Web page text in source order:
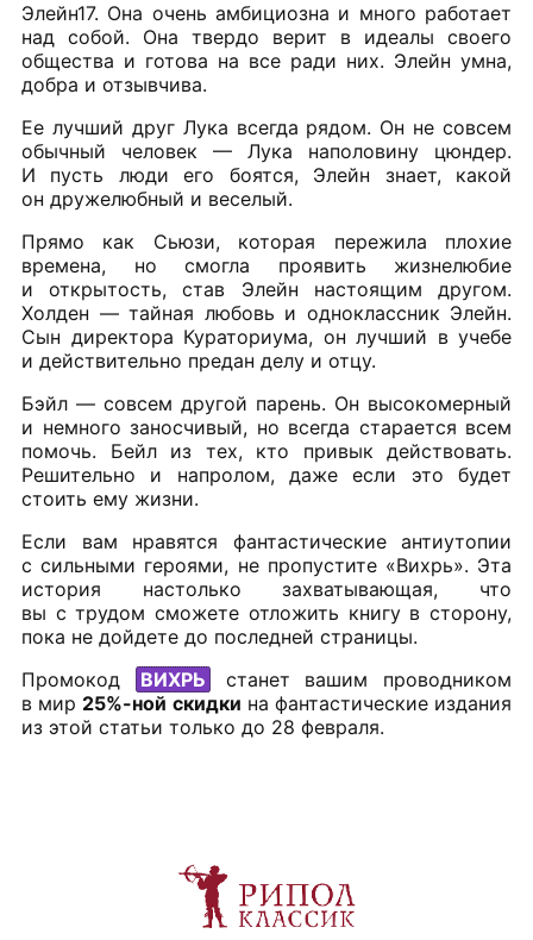
Элейн17. Она очень амбициозна и много работает
над собой. Она твердо верит в идеалы своего
общества и готова на все ради них. Элейн умна,
добра и отзывчива.
Ее лучший друг Лука всегда рядом. Он не совсем
обычный человек — Лука наполовину цюндер.
И пусть люди его боятся, Элейн знает, какой
он дружелюбный и веселый.
Прямо как Сьюзи, которая пережила плохие
времена, но смогла проявить жизнелюбие
и открытость, став Элейн настоящим другом.
Холден — тайная любовь и одноклассник Элейн.
Сын директора Кураториума, он лучший в учебе
и действительно предан делу и отцу.
Бэйл — совсем другой парень. Он высокомерный
и немного заносчивый, но всегда старается всем
помочь. Бейл из тех, кто привык действовать.
Решительно и напролом, даже если это будет
стоить ему жизни.
Если вам нравятся фантастические антиутопии
с сильными героями, не пропустите «Вихрь». Эта
история настолько захватывающая, что
вы с трудом сможете отложить книгу в сторону,
пока не дойдете до последней страницы.
Промокод
ВИХРЬ
станет вашим проводником
в мир 25%-ной скидки на фантастические издания
из этой статьи только до 28 февраля.